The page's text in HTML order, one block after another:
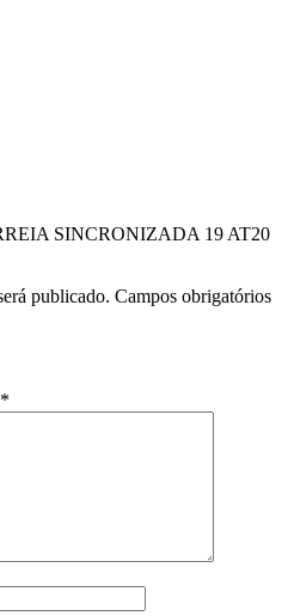
SINCRONIZADA 19 AT20
publicado. Campos obrigatórios
*